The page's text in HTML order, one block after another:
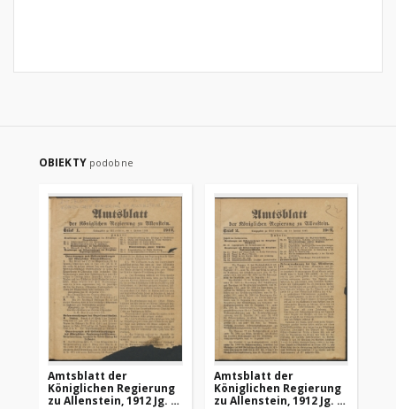
OBIEKTY podobne
Amtsblatt der
Königlichen Regierung
zu Allenstein, 1912 Jg. 8,
Amtsblatt der
Königlichen Regierung
zu Allenstein, 1912 Jg. 8,